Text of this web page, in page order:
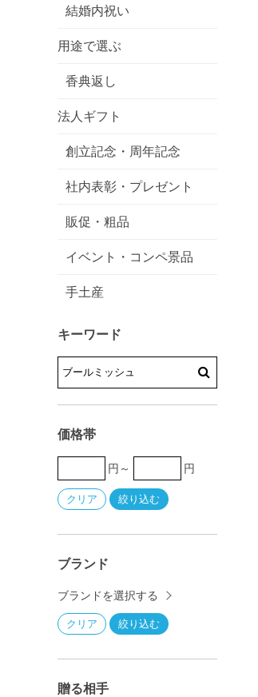
結婚内祝い
用途で選ぶ
香典返し
法人ギフト
創立記念・周年記念
社内表彰・プレゼント
販促・粗品
イベント・コンペ景品
手土産
キーワード
価格帯
円～ 円
ブランド
ブランドを選択する
贈る相手